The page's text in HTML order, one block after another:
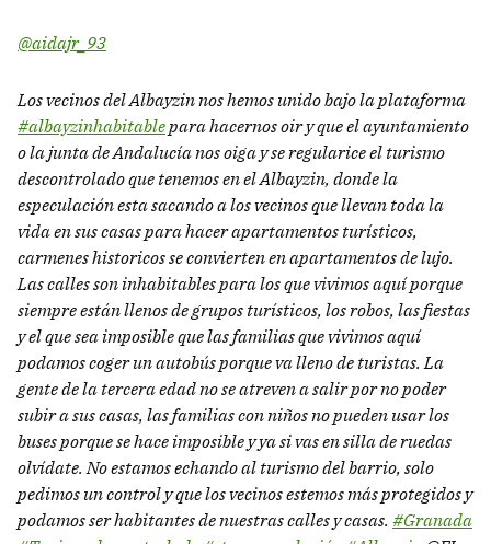
@aidajr_93
Los vecinos del Albayzin nos hemos unido bajo la plataforma
#albayzinhabitable para hacernos oir y que el ayuntamiento
o la junta de Andalucía nos oiga y se regularice el turismo
descontrolado que tenemos en el Albayzin, donde la
especulación esta sacando a los vecinos que llevan toda la
vida en sus casas para hacer apartamentos turísticos,
carmenes historicos se convierten en apartamentos de lujo.
Las calles son inhabitables para los que vivimos aquí porque
siempre están llenos de grupos turísticos, los robos, las fiestas
y el que sea imposible que las familias que vivimos aquí
podamos coger un autobús porque va lleno de turistas. La
gente de la tercera edad no se atreven a salir por no poder
subir a sus casas, las familias con niños no pueden usar los
buses porque se hace imposible y ya si vas en silla de ruedas
olvídate. No estamos echando al turismo del barrio, solo
pedimos un control y que los vecinos estemos más protegidos y
podamos ser habitantes de nuestras calles y casas. #Granada